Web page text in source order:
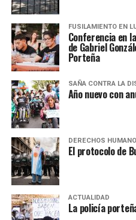
FUSILAMIENTO EN
Conferencia en
de Gabriel
Porteña
SAÑA CONTRA LA
Año nuevo con
DERECHOS
El protocolo de
ACTUALIDAD
La policía